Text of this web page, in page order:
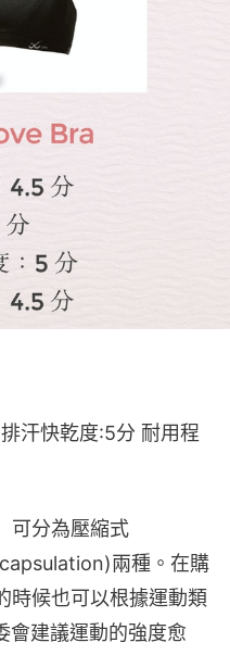
汗快乾度:5分 耐用程
可分為壓縮式
兩種。在購
時候也可以根據運動類
會建議運動的強度愈